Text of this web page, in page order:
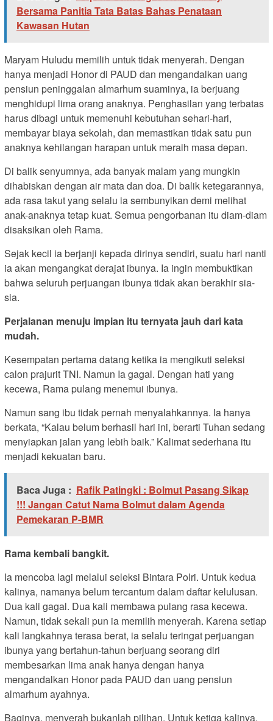
Bersama Panitia Tata Batas Bahas Penataan
Kawasan Hutan
Maryam Huludu memilih untuk tidak menyerah. Dengan
hanya menjadi Honor di PAUD dan mengandalkan uang
pensiun peninggalan almarhum suaminya, ia berjuang
menghidupi lima orang anaknya. Penghasilan yang terbatas
harus dibagi untuk memenuhi kebutuhan sehari-hari,
membayar biaya sekolah, dan memastikan tidak satu pun
anaknya kehilangan harapan untuk meraih masa depan.
Di balik senyumnya, ada banyak malam yang mungkin
dihabiskan dengan air mata dan doa. Di balik ketegarannya,
ada rasa takut yang selalu ia sembunyikan demi melihat
anak-anaknya tetap kuat. Semua pengorbanan itu diam-diam
disaksikan oleh Rama.
Sejak kecil ia berjanji kepada dirinya sendiri, suatu hari nanti
ia akan mengangkat derajat ibunya. Ia ingin membuktikan
bahwa seluruh perjuangan ibunya tidak akan berakhir sia-
sia.
Perjalanan menuju impian itu ternyata jauh dari kata
mudah.
Kesempatan pertama datang ketika ia mengikuti seleksi
calon prajurit TNI. Namun Ia gagal. Dengan hati yang
kecewa, Rama pulang menemui ibunya.
Namun sang ibu tidak pernah menyalahkannya. Ia hanya
berkata, “Kalau belum berhasil hari ini, berarti Tuhan sedang
menyiapkan jalan yang lebih baik.” Kalimat sederhana itu
menjadi kekuatan baru.
Baca Juga : Rafik Patingki : Bolmut Pasang Sikap
!!! Jangan Catut Nama Bolmut dalam Agenda
Pemekaran P-BMR
Rama kembali bangkit.
Ia mencoba lagi melalui seleksi Bintara Polri. Untuk kedua
kalinya, namanya belum tercantum dalam daftar kelulusan.
Dua kali gagal. Dua kali membawa pulang rasa kecewa.
Namun, tidak sekali pun ia memilih menyerah. Karena setiap
kali langkahnya terasa berat, ia selalu teringat perjuangan
ibunya yang bertahun-tahun berjuang seorang diri
membesarkan lima anak hanya dengan hanya
mengandalkan Honor pada PAUD dan uang pensiun
almarhum ayahnya.
Baginya, menyerah bukanlah pilihan. Untuk ketiga kalinya,